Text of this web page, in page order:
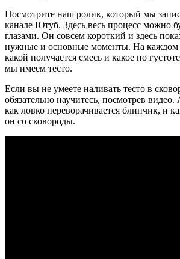
Посмотрите наш ролик, который мы
канале Ютуб. Здесь весь процесс можно
глазами. Он совсем короткий и здесь
нужные и основные моменты. На каждом
какой получается смесь и какое по
мы имеем тесто.
Если вы не умеете наливать тесто в
обязательно научитесь, посмотрев
как ловко переворачивается блинчик, и
он со сковороды.